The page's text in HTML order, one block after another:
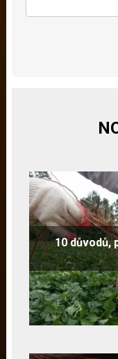
10 důvodů,